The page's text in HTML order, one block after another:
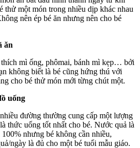
thử một món trong nhiều dịp khác nhau
nên ép bé ăn nhưng nên cho bé
ăn
mì ống, phômai, bánh mì kẹp… bởi
không biết là bé cũng hứng thú với
cho bé thử món mới từng chút một.
uống
đường thường cung cấp một lượng
thức uống tốt nhất cho bé. Nước quả là
nhưng bé không cần nhiều,
ngày là đủ cho một bé tuổi mẫu giáo.